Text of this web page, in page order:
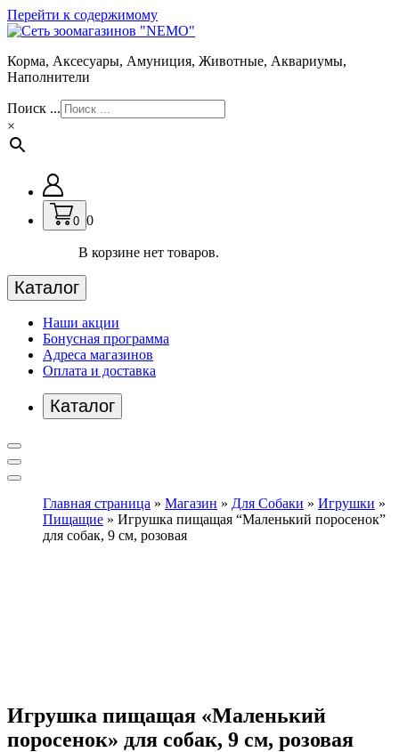
Перейти к содержимому
Корма, Аксесуары, Амуниция, Животные, Аквариумы,
Наполнители
Поиск ...
×
0 0
В корзине нет товаров.
Каталог
Наши акции
Бонусная программа
Адреса магазинов
Оплата и доставка
Каталог
Главная страница » Магазин » Для Собаки » Игрушки »
Пищащие » Игрушка пищащая “Маленький поросенок”
для собак, 9 см, розовая
Игрушка пищащая «Маленький
поросенок» для собак, 9 см, розовая